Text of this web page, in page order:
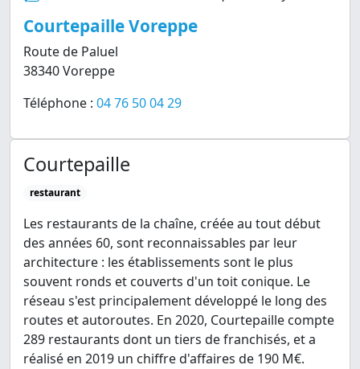
Courtepaille Voreppe
Route de Paluel
38340 Voreppe
Téléphone : 04 76 50 04 29
Courtepaille
restaurant
Les restaurants de la chaîne, créée au tout début
des années 60, sont reconnaissables par leur
architecture : les établissements sont le plus
souvent ronds et couverts d'un toit conique. Le
réseau s'est principalement développé le long des
routes et autoroutes. En 2020, Courtepaille compte
289 restaurants dont un tiers de franchisés, et a
réalisé en 2019 un chiffre d'affaires de 190 M€.